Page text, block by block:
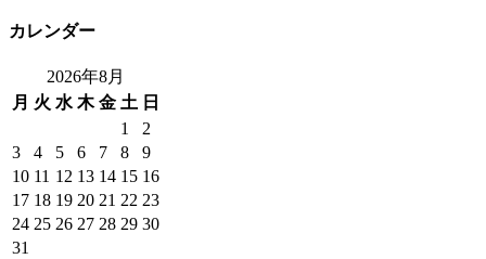
カレンダー
2026年8月
月 火 水 木 金 土 日
1
2
3
4 5 6 7 8
9
10 11 12 13 14 15 16
17 18 19 20 21 22 23
24 25 26 27 28 29 30
31